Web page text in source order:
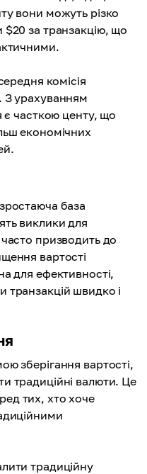
вони можуть різко
$20 за транзакцію, що
комісія
З урахуванням
є часткою центу, що
економічних
база
виклики для
призводить до
вартості
для ефективності,
транзакцій швидко і
зберігання вартості,
традиційні валюти. Це
тих, хто хоче
традиційну